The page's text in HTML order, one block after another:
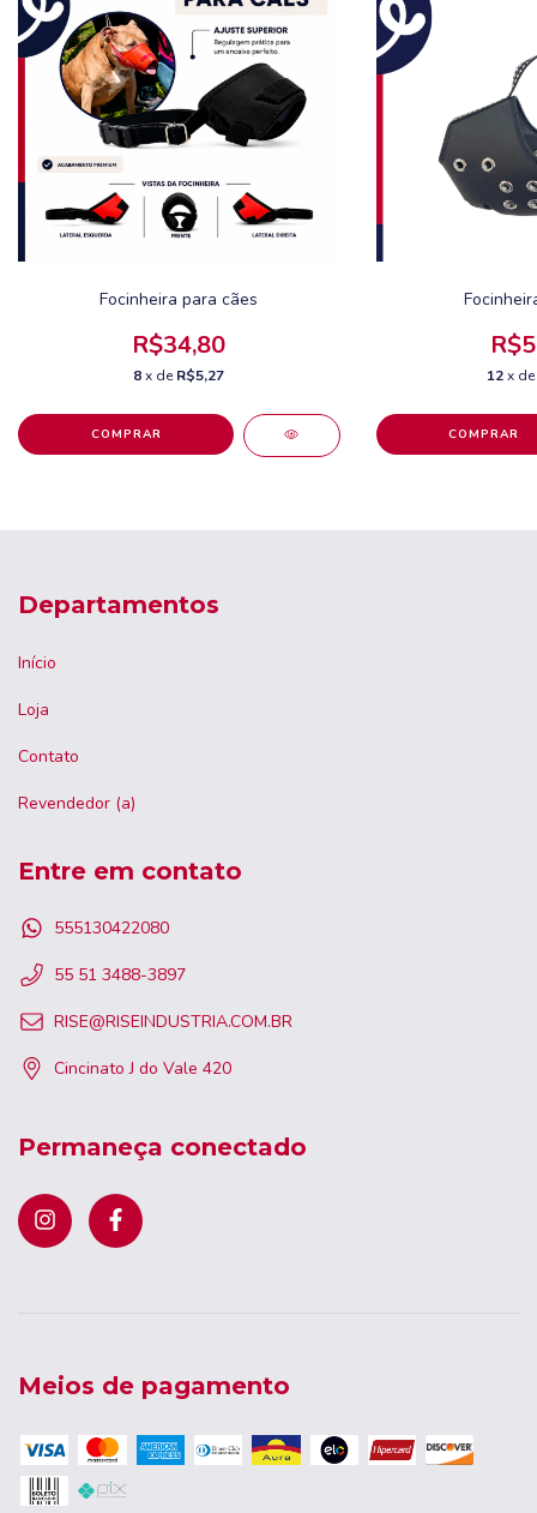
Focinheira para cães
R$34,80
8 x de R$5,27
COMPRAR
12 x
COMPRAR
Departamentos
Início
Loja
Contato
Revendedor (a)
Entre em contato
555130422080
55 51 3488-3897
RISE@RISEINDUSTRIA.COM.BR
Cincinato J do Vale 420
Permaneça conectado
Meios de pagamento